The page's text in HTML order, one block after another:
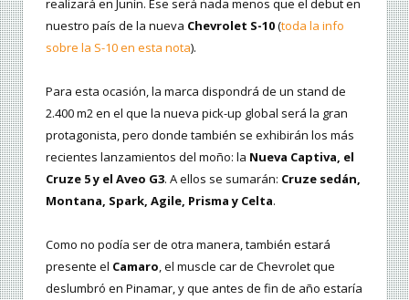
nuestro país de la nueva Chevrolet S-10(toda la info
sobre la S-10 en esta nota).
Para esta ocasión, la marca dispondrá de un stand de
2.400 m2 en el que la nueva pick-up global será la gran
protagonista, pero donde también se exhibirán los más
recientes lanzamientos del moño: la Nueva Captiva, el
Cruze 5 y el Aveo G3. A ellos se sumarán: Cruze sedán,
Montana, Spark, Agile, Prisma y Celta.
Como no podía ser de otra manera, también estará
presente el Camaro, el muscle car de Chevrolet que
deslumbró en Pinamar, y que antes de fin de año estaría